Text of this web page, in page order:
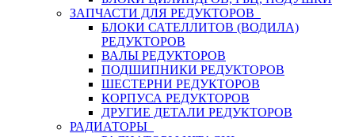
ЗАПЧАСТИ ДЛЯ РЕДУКТОРОВ
БЛОКИ САТЕЛЛИТОВ (ВОДИЛА)
РЕДУКТОРОВ
ВАЛЫ РЕДУКТОРОВ
ПОДШИПНИКИ РЕДУКТОРОВ
ШЕСТЕРНИ РЕДУКТОРОВ
КОРПУСА РЕДУКТОРОВ
ДРУГИЕ ДЕТАЛИ РЕДУКТОРОВ
РАДИАТОРЫ